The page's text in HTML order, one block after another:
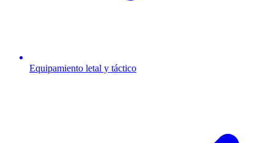
Equipamiento letal y táctico